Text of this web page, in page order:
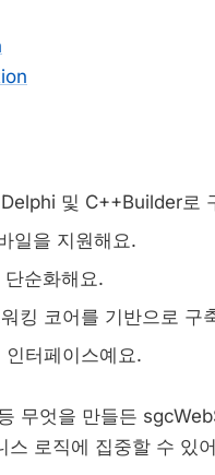
및 C++Builder로
일을 지원해요.
순화해요.
킹 코어를 기반으로 구
터페이스예요.
무엇을 만들든
로직에 집중할 수 있